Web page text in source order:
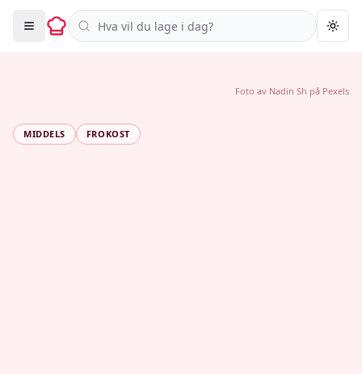
Søk i oppskrifter
MIDDELS FROKOST
Foto av Nadin Sh på Pexels